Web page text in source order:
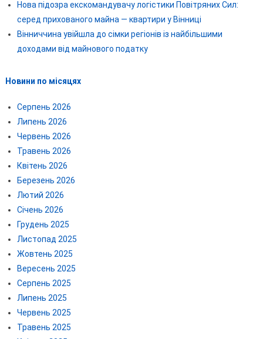
Нова підозра екскомандувачу логістики Повітряних Сил:
серед прихованого майна — квартири у Вінниці
Вінниччина увійшла до сімки регіонів із найбільшими
доходами від майнового податку
Новини по місяцях
Серпень 2026
Липень 2026
Червень 2026
Травень 2026
Квітень 2026
Березень 2026
Лютий 2026
Січень 2026
Грудень 2025
Листопад 2025
Жовтень 2025
Вересень 2025
Серпень 2025
Липень 2025
Червень 2025
Травень 2025